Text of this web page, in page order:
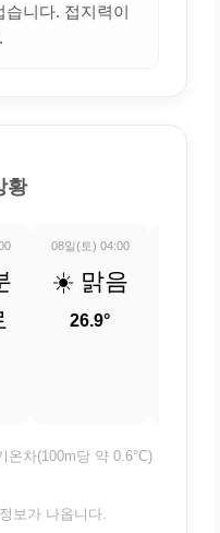
니다. 접지력이
황
08일(토) 04:00
☀️ 맑음
26.9°
차(100m당 약 0.6°C)
보가 나옵니다.